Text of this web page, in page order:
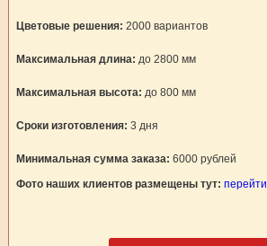
Цветовые решения: 2000 вариантов
Максимальная длина: до 2800 мм
Максимальная высота: до 800 мм
Сроки изготовления: 3 дня
Минимальная сумма заказа: 6000 рублей
Фото наших клиентов размещены тут: перейти